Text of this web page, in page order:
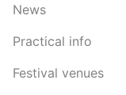
News
Practical info
Festival venues